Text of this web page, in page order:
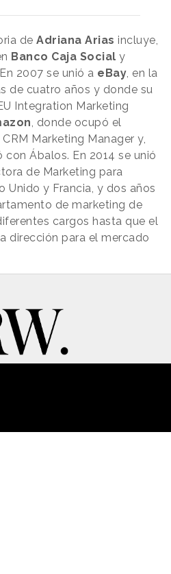
de Adriana Arias incluye,
Banco Caja Social y
2007 se unió a eBay , en la
de cuatro años y donde su
Integration Marketing
, donde ocupó el
Marketing Manager y,
Ábalos. En 2014 se unió
de Marketing para
Unido y Francia, y dos años
de marketing de
cargos hasta que el
dirección para el mercado